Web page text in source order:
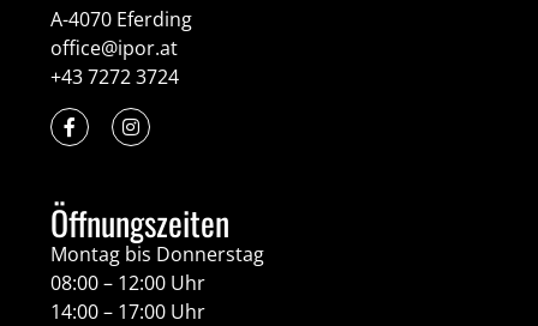
A-4070 Eferding
office@ipor.at
+43 7272 3724
Öffnungszeiten
Montag bis Donnerstag
08:00 – 12:00 Uhr
14:00 – 17:00 Uhr